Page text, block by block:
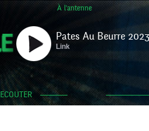
À l'antenne
Pates Au Beurre
Link